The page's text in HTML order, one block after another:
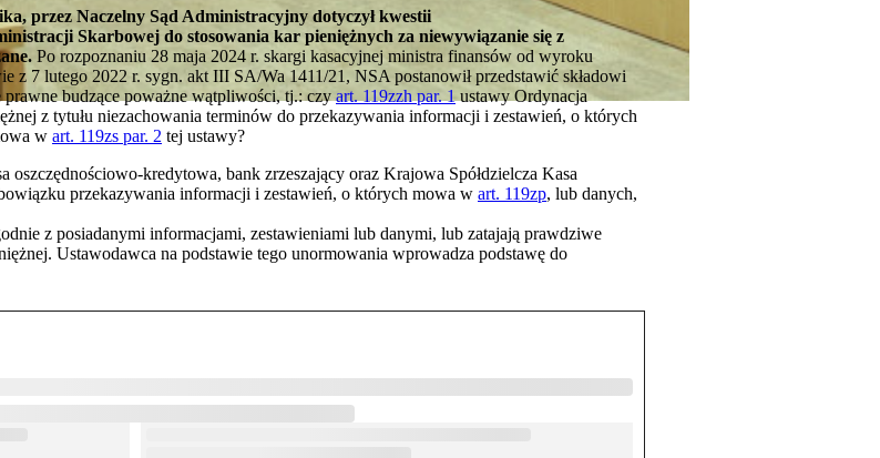
przez Naczelny Sąd Administracyjny dotyczył kwestii
Skarbowej do stosowania kar pieniężnych za niewywiązanie się z
Po rozpoznaniu 28 maja 2024 r. skargi kasacyjnej ministra finansów od wyroku
z 7 lutego 2022 r. sygn. akt III SA/Wa 1411/21, NSA postanowił przedstawić składowi
budzące poważne wątpliwości, tj.: czyart. 119zzh par. 1ustawy Ordynacja
z tytułu niezachowania terminów do przekazywania informacji i zestawień, o których
w art. 119zs par. 2 tej ustawy?
oszczędnościowo-kredytowa, bank zrzeszający oraz Krajowa Spółdzielcza Kasa
przekazywania informacji i zestawień, o których mowa w art. 119zp, lub danych,
z posiadanymi informacjami, zestawieniami lub danymi, lub zatajają prawdziwe
Ustawodawca na podstawie tego unormowania wprowadza podstawę do